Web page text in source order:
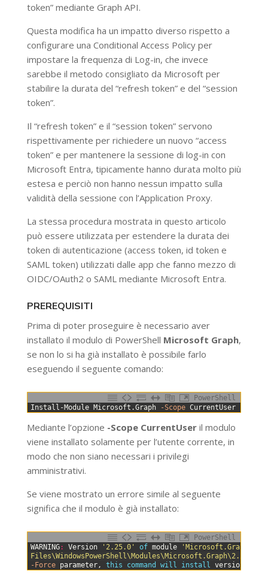
token” mediante Graph API.
Questa modifica ha un impatto diverso rispetto a
configurare una Conditional Access Policy per
impostare la frequenza di Log-in, che invece
sarebbe il metodo consigliato da Microsoft per
stabilire la durata del “refresh token” e del “session
token”.
Il “refresh token” e il “session token” servono
rispettivamente per richiedere un nuovo “access
token” e per mantenere la sessione di log-in con
Microsoft Entra, tipicamente hanno durata molto più
estesa e perciò non hanno nessun impatto sulla
validità della sessione con l’Application Proxy.
La stessa procedura mostrata in questo articolo
può essere utilizzata per estendere la durata dei
token di autenticazione (access token, id token e
SAML token) utilizzati dalle app che fanno mezzo di
OIDC/OAuth2 o SAML mediante Microsoft Entra.
PREREQUISITI
Prima di poter proseguire è necessario aver
installato il modulo di PowerShell Microsoft Graph,
se non lo si ha già installato è possibile farlo
eseguendo il seguente comando:
PowerShell
Install-Module Microsoft .Graph -Scope CurrentUser
Mediante l’opzione -Scope CurrentUseril modulo
viene installato solamente per l’utente corrente, in
modo che non siano necessari i privilegi
amministrativi.
Se viene mostrato un errore simile al seguente
significa che il modulo è già installato:
PowerShell
WARNING: Version '2.25.0' of module 'Microsoft.Graph'
Files\WindowsPowerShell\Modules\Microsoft.Graph\2.25.0'
-Force parameter, this command will install version